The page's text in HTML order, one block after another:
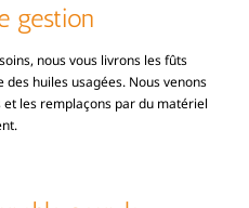
gestion
nous vous livrons les fûts
des huiles usagées. Nous venons
les remplaçons par du matériel